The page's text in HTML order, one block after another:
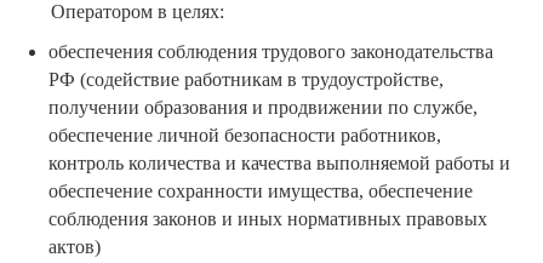
Оператором в целях:
обеспечения соблюдения трудового законодательства
РФ (содействие работникам в трудоустройстве,
получении образования и продвижении по службе,
обеспечение личной безопасности работников,
контроль количества и качества выполняемой работы и
обеспечение сохранности имущества, обеспечение
соблюдения законов и иных нормативных правовых
актов)